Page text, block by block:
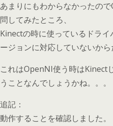
あまりにもわからなかったの
問してみたところ、
Kinectの時に使っているドラ
ージョンに対応していないから
これはOpenNI使う時はKinect
うことなんでしょうかね。。。
追記：
動作することを確認しました。